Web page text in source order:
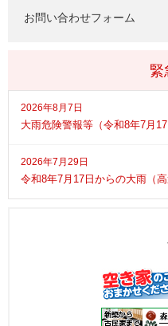
お問い合わせフォーム
緊
2026年8月7日
大雨危険警報等（令和8年7月
2026年7月29日
令和8年7月17日からの大雨（高